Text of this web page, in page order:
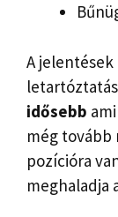
A jelentések
idősebb
még tovább
pozícióra
meghaladja